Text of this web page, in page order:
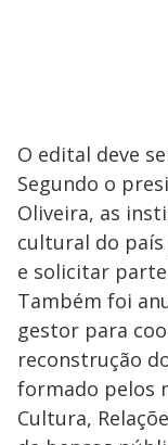
O edital deve
Segundo o
Oliveira, as
cultural do
e solicitar
Também foi
gestor para
reconstrução
formado pelos
Cultura,